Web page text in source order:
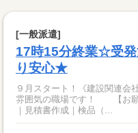
[一般派遣]
17時15分終業☆受発
り安心★
９月スタート！《建設関連会
雰囲気の職場です！ 【お願
｜見積書作成｜検品（...